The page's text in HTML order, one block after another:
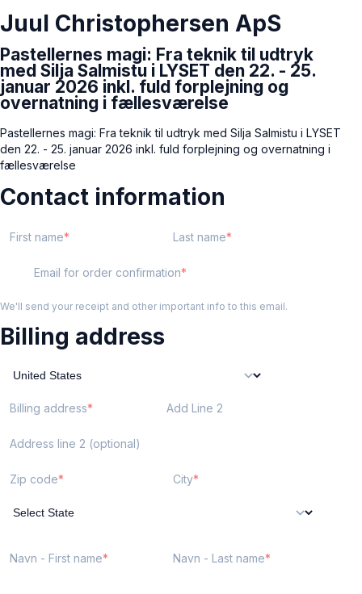
Juul Christophersen ApS
Pastellernes magi: Fra teknik til udtryk
med Silja Salmistu i LYSET den 22. - 25.
januar 2026 inkl. fuld forplejning og
overnatning i fællesværelse
Pastellernes magi: Fra teknik til udtryk med Silja Salmistu i LYSET
den 22. - 25. januar 2026 inkl. fuld forplejning og overnatning i
fællesværelse
Contact information
First name Last name
Email for order confirmation
We'll send your receipt and other important info to this email.
Billing address
Billing address Add Line 2
Address line 2 (optional)
Zip code City
Navn - First name Navn - Last name